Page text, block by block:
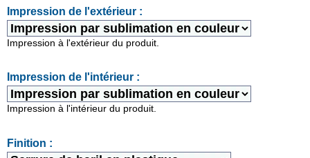
Impression de l'extérieur :
Impression à l'extérieur du produit.
Impression de l'intérieur :
Impression à l'intérieur du produit.
Finition :